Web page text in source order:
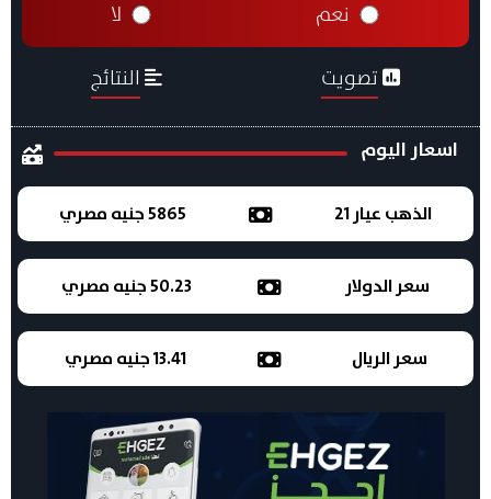
نعم لا
تصويت النتائج
اسعار اليوم
الذهب عيار 21 5865 جنيه مصري
سعر الدولار 50.23 جنيه مصري
سعر الريال 13.41 جنيه مصري